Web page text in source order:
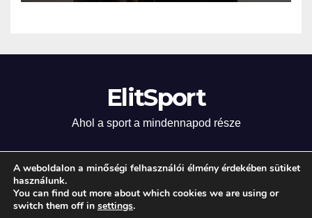
ElitSport
Ahol a sport a mindennapod része
Proudly powered by WordPress|Theme: Newsup byThemeansar
A weboldalon a minőségi felhasználói élmény érdekében sütiket
használunk.
You can find out more about which cookies we are using or
switch them off in settings.